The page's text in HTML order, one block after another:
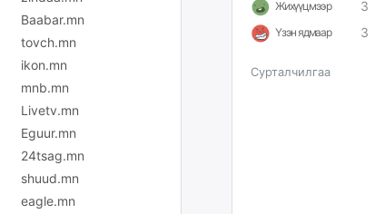
Baabar.mn
tovch.mn
ikon.mn
mnb.mn
Livetv.mn
Eguur.mn
24tsag.mn
shuud.mn
eagle.mn
Жихүүцмээр 3
Үзэн ядмаар 3
Сурталчилгаа